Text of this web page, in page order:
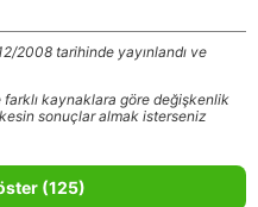
2008 tarihinde yayınlandı ve
kaynaklara göre değişkenlik
sonuçlar almak isterseniz
(125)